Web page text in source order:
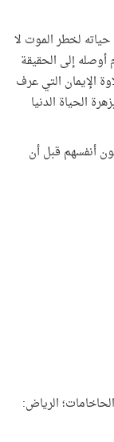
لخطر الموت لا
أوصله إلى الحقيقة
الإيمان التي عرف
الحياة الدنيا
أنفسهم قبل أن
والحاخامات؛ الرياض: